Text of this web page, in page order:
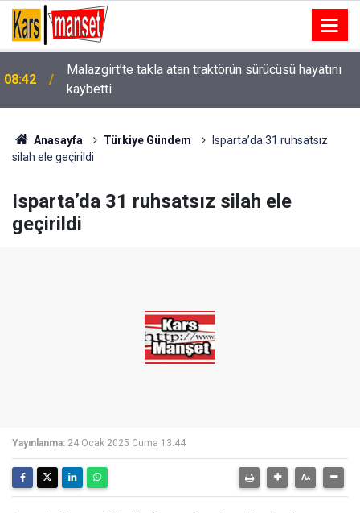
08:42
Malazgirt’te takla atan traktörün sürücüsü hayatını
kaybetti
Anasayfa Türkiye Gündem
Isparta’da 31 ruhsatsız
silah ele geçirildi
Isparta’da 31 ruhsatsız silah ele
geçirildi
Yayınlanma: 24 Ocak 2025 Cuma 13:44